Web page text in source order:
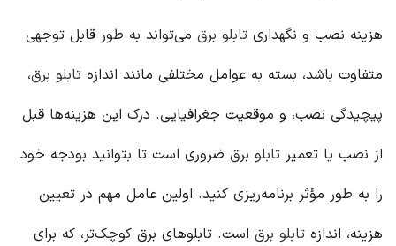
هزینه نصب و نگهداری تابلو برق می‌تواند به طور قابل توجهی
متفاوت باشد، بسته به عوامل مختلفی مانند اندازه تابلو برق،
پیچیدگی نصب، و موقعیت جغرافیایی. درک این هزینه‌ها قبل
از نصب یا تعمیر تابلو برق ضروری است تا بتوانید بودجه خود
را به طور مؤثر برنامه‌ریزی کنید. اولین عامل مهم در تعیین
هزینه، اندازه تابلو برق است. تابلوهای برق کوچک‌تر، که برای